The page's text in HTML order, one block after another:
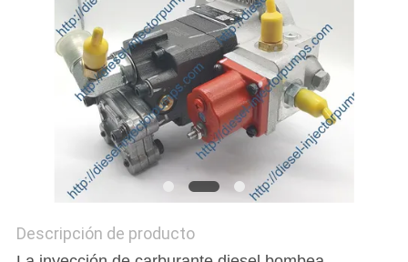
SITIO
POLÍTICA
PRIVACIDAD
Descripción de producto